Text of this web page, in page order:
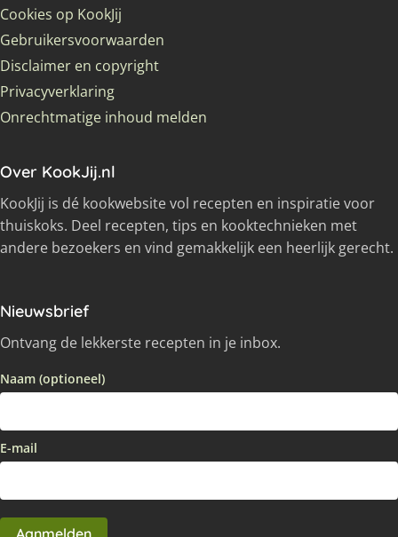
Cookies op KookJij
Gebruikersvoorwaarden
Disclaimer en copyright
Privacyverklaring
Onrechtmatige inhoud melden
Over KookJij.nl
KookJij is dé kookwebsite vol recepten en inspiratie voor
thuiskoks. Deel recepten, tips en kooktechnieken met
andere bezoekers en vind gemakkelijk een heerlijk gerecht.
Nieuwsbrief
Ontvang de lekkerste recepten in je inbox.
Naam (optioneel)
E-mail